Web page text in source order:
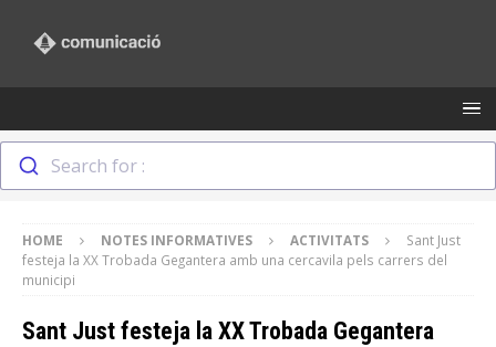
Search for :
HOME NOTES INFORMATIVES ACTIVITATS
Sant Just
festeja la XX Trobada Gegantera amb una cercavila pels carrers del
municipi
Sant Just festeja la XX Trobada Gegantera